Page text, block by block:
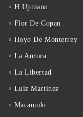
H.Upmann
Flor De Copan
Hoyo De Monterrey
La Aurora
La Libertad
Luiz Martinez
Macanudo